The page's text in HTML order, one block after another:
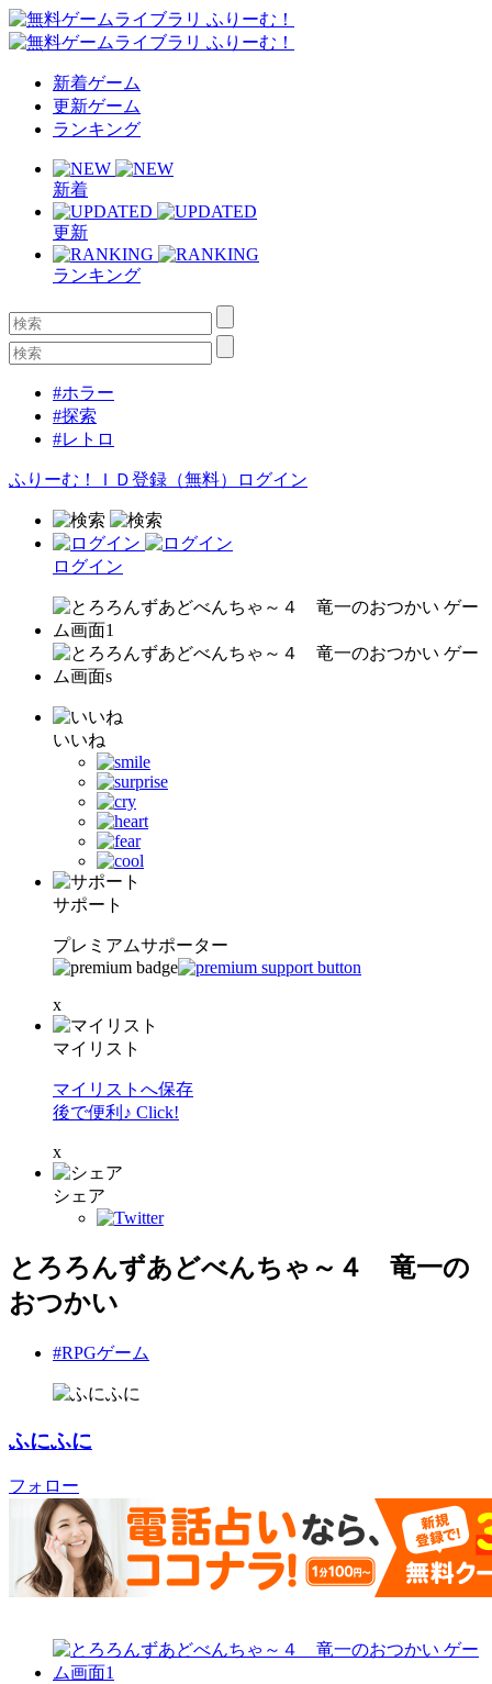
新着ゲーム
更新ゲーム
ランキング
新着
更新
ランキング
#ホラー
#探索
#レトロ
ふりーむ！ＩＤ登録（無料） ログイン
ログイン
いいね
サポート
プレミアムサポーター
x
マイリスト
マイリストへ保存
後で便利♪ Click!
x
シェア
とろろんずあどべんちゃ～４ 竜一の
おつかい
#RPGゲーム
ふにふに
フォロー